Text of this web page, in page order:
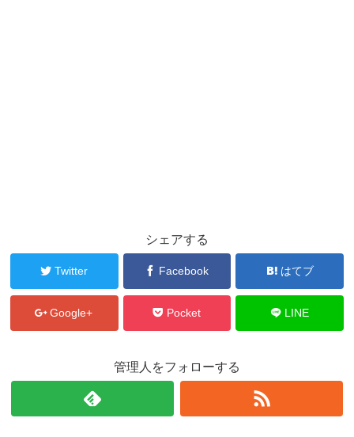
シェアする
Twitter Facebook はてブ
Google+ Pocket LINE
管理人をフォローする